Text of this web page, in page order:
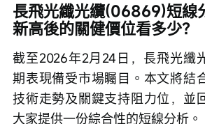
長飛光纖光纜(06869)短線
新高後的關健價位看多少？
截至2026年2月24日，長飛光纖
期表現備受市場矚目。本文將結
技術走勢及關鍵支持阻力位，並
大家提供一份綜合性的短線分析。